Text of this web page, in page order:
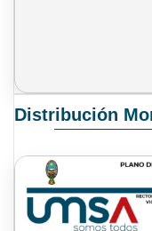
Distribución